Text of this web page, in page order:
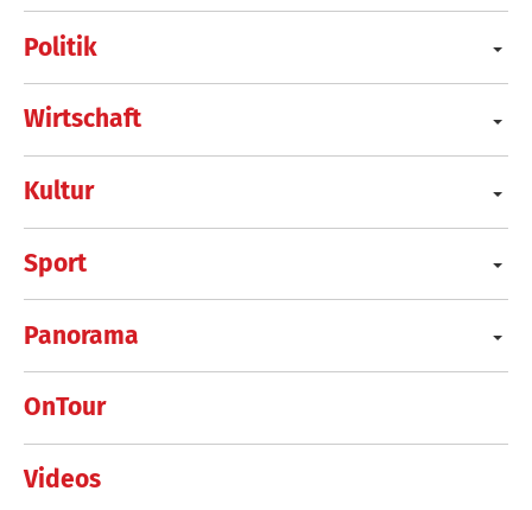
Politik
Wirtschaft
Kultur
Sport
Panorama
OnTour
Videos